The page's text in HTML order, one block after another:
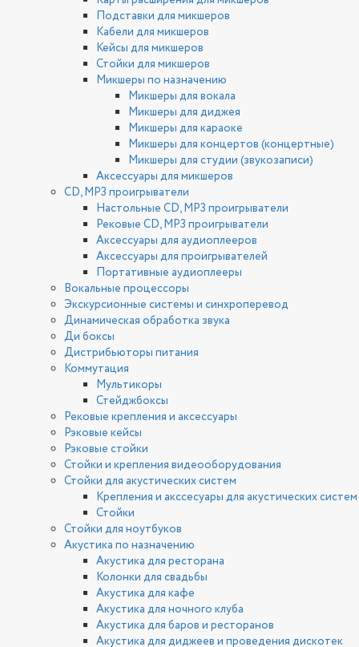
Подставки для микшеров
Кабели для микшеров
Кейсы для микшеров
Стойки для микшеров
Микшеры по назначению
Микшеры для вокала
Микшеры для диджея
Микшеры для караоке
Микшеры для концертов (концертные)
Микшеры для студии (звукозаписи)
Аксессуары для микшеров
CD, MP3 проигрыватели
Настольные CD, MP3 проигрыватели
Рековые CD, MP3 проигрыватели
Аксессуары для аудиоплееров
Аксессуары для проигрывателей
Портативные аудиоплееры
Вокальные процессоры
Экскурсионные системы и синхроперевод
Динамическая обработка звука
Ди боксы
Дистрибьюторы питания
Коммутация
Мультикоры
Стейджбоксы
Рековые крепления и аксессуары
Рэковые кейсы
Рэковые стойки
Стойки и крепления видеооборудования
Стойки для акустических систем
Крепления и акссесуары для акустических систем
Стойки
Стойки для ноутбуков
Акустика по назначению
Акустика для ресторана
Колонки для свадьбы
Акустика для кафе
Акустика для ночного клуба
Акустика для баров и ресторанов
Акустика для диджеев и проведения дискотек